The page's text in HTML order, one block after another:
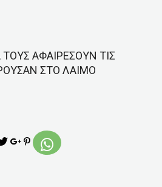
ΑΦΑΙΡΕΣΟΥΝ ΤΙΣ
ΣΤΟ ΛΑΙΜΟ